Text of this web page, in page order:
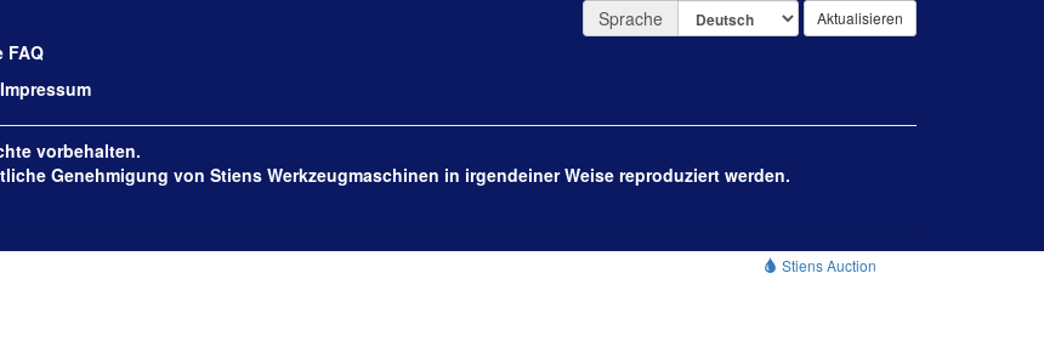
FAQ
Impressum
Sprache
vorbehalten.
Genehmigung von Stiens Werkzeugmaschinen in irgendeiner Weise reproduziert werden.
Stiens Auction